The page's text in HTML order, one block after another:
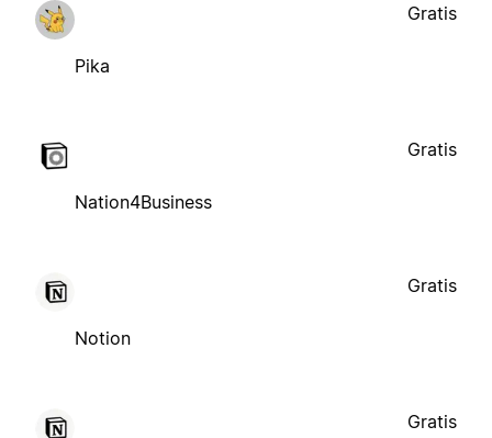
Pika
Gratis
Nation4Business
Gratis
Notion
Gratis
Gratis